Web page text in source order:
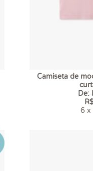
Camiseta de
De:
6 x